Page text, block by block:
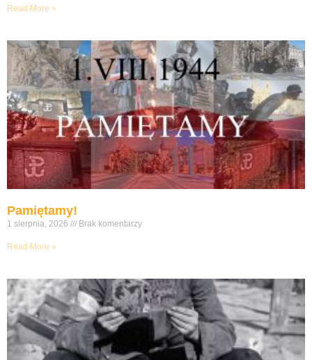
Read More »
Pamiętamy!
1 sierpnia, 2026 Brak komentarzy
Read More »